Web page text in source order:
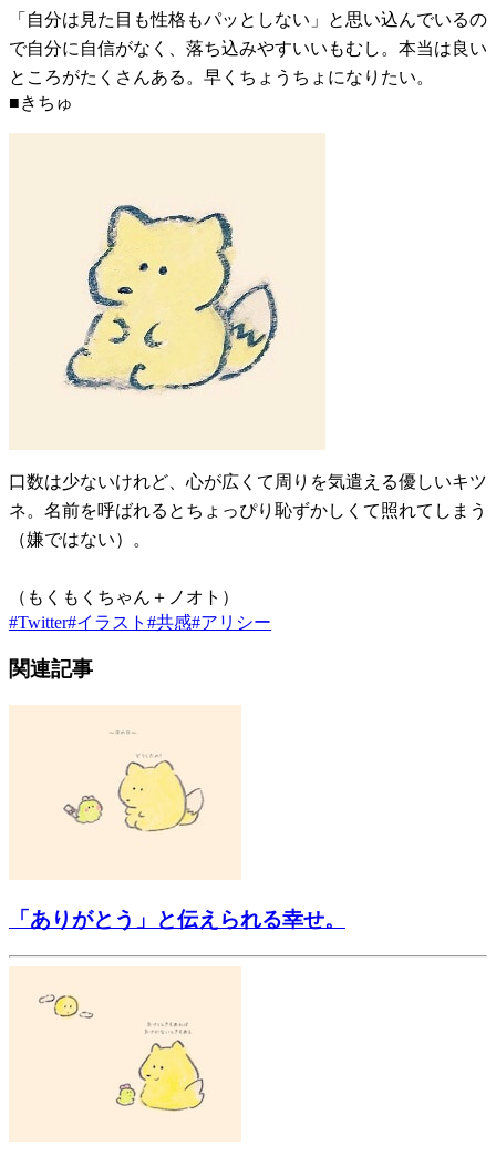
「自分は見た目も性格もパッとしない」と思い込んでいるの
で自分に自信がなく、落ち込みやすいいもむし。本当は良い
ところがたくさんある。早くちょうちょになりたい。
■きちゅ
口数は少ないけれど、心が広くて周りを気遣える優しいキツ
ネ。名前を呼ばれるとちょっぴり恥ずかしくて照れてしまう
（嫌ではない）。
（もくもくちゃん＋ノオト）
#Twitter#イラスト #共感#アリシー
関連記事
「ありがとう」と伝えられる幸せ。